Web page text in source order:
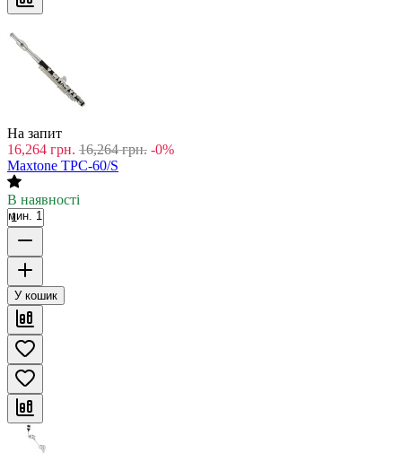
На запит
16,264 грн. 16,264 грн. -0%
Maxtone TPC-60/S
В наявності
мин. 1
У кошик